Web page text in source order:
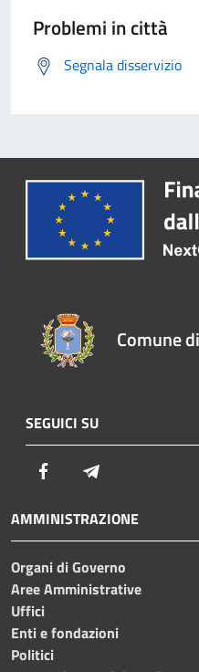
Problemi in città
Segnala disservizio
Comune
SEGUICI SU
Facebook
AMMINISTRAZIONE
Organi di Governo
Aree Amministrative
Uffici
Enti e fondazioni
Politici